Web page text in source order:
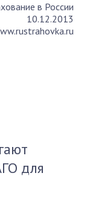
в России
10.12.2013
для